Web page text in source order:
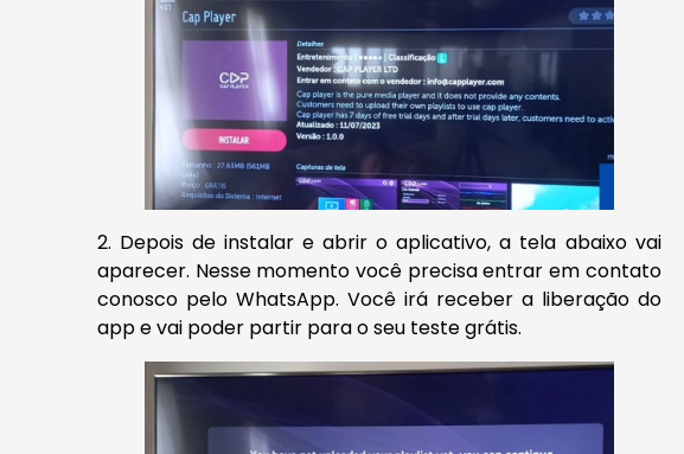
2. Depois de instalar e abrir o aplicativo, a tela abaixo vai
aparecer. Nesse momento você precisa entrar em contato
conosco pelo WhatsApp. Você irá receber a liberação do
app e vai poder partir para o seu teste grátis.